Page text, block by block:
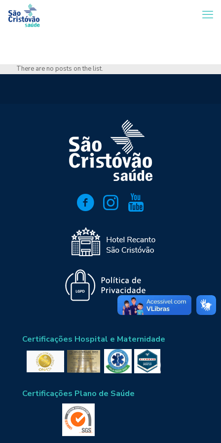
There are no posts on the list.
Certificações Hospital e Maternidade
Certificações Plano de Saúde